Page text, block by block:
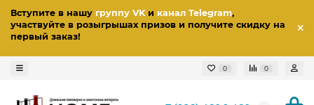
Вступите в нашу группу VKи канал Telegram,
участвуйте в розыгрышах призов и получите скидку на
первый заказ!
0 0